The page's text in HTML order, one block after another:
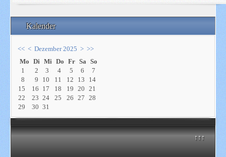
↑↑↑
Kalender
<< < Dezember 2025 > >>
Mo Di Mi Do Fr Sa So
1
2 3 4 5 6
7
8
9 10 11 12 13
14
15
16 17 18 19 20
21
22
23 24 25 26 27
28
29
30 31